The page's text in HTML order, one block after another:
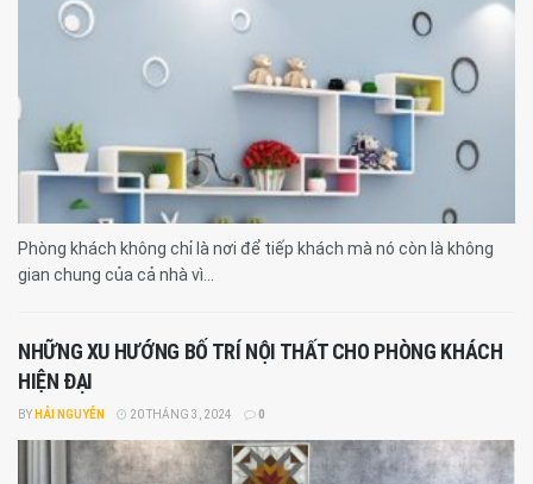
Phòng khách không chỉ là nơi để tiếp khách mà nó còn là không
gian chung của cả nhà vì...
NHỮNG XU HƯỚNG BỐ TRÍ NỘI THẤT CHO PHÒNG KHÁCH
HIỆN ĐẠI
BY HẢI NGUYỄN 20 THÁNG 3, 2024 0